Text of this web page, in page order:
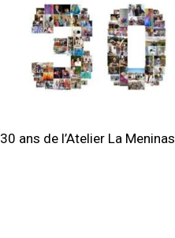
30 ans de l’Atelier La Meninas